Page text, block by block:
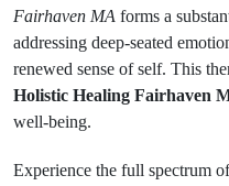
Fairhaven MA forms a
addressing deep-seated
renewed sense of self. This
Holistic Healing Fairhaven
well-being.
Experience the full spectrum